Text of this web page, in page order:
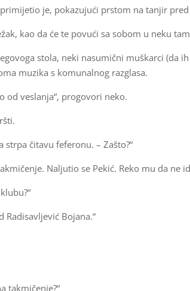
je, pokazujući prstom na tanjir
kao da će te povući sa sobom u neku
stola, neki nasumični muškarci (da
muzika s komunalnog razglasa.
od veslanja“, progovori neko.
strpa čitavu feferonu. – Zašto?“
Naljutio se Pekić. Reko mu da ne
Radisavljević Bojana.“
takmičenje?“